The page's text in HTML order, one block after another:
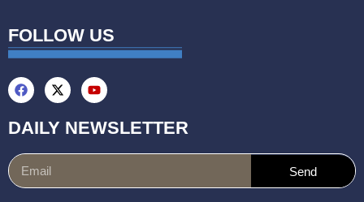
FOLLOW US
DAILY NEWSLETTER
Send